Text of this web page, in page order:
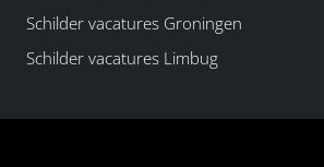
Schilder vacatures Groningen
Schilder vacatures Limbug